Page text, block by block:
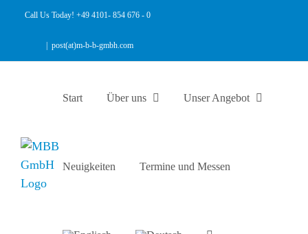
Call Us Today! +49 4101- 854 676 - 0
post(at)m-b-b-gmbh.com
Start Über uns Unser Angebot
Neuigkeiten Termine und Messen